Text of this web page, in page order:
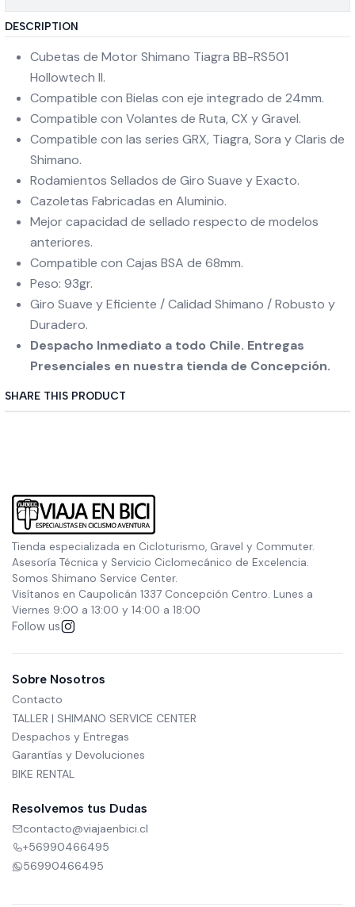
DESCRIPTION
Cubetas de Motor Shimano Tiagra BB-RS501
Hollowtech II.
Compatible con Bielas con eje integrado de 24mm.
Compatible con Volantes de Ruta, CX y Gravel.
Compatible con las series GRX, Tiagra, Sora y Claris de
Shimano.
Rodamientos Sellados de Giro Suave y Exacto.
Cazoletas Fabricadas en Aluminio.
Mejor capacidad de sellado respecto de modelos
anteriores.
Compatible con Cajas BSA de 68mm.
Peso: 93gr.
Giro Suave y Eficiente / Calidad Shimano / Robusto y
Duradero.
Despacho Inmediato a todo Chile. Entregas
Presenciales en nuestra tienda de Concepción.
SHARE THIS PRODUCT
Tienda especializada en Cicloturismo, Gravel y Commuter.
Asesoría Técnica y Servicio Ciclomecánico de Excelencia.
Somos Shimano Service Center.
Visítanos en Caupolicán 1337 Concepción Centro. Lunes a
Viernes 9:00 a 13:00 y 14:00 a 18:00
Follow us
Sobre Nosotros
Contacto
TALLER | SHIMANO SERVICE CENTER
Despachos y Entregas
Garantías y Devoluciones
BIKE RENTAL
Resolvemos tus Dudas
contacto@viajaenbici.cl
+56990466495
56990466495